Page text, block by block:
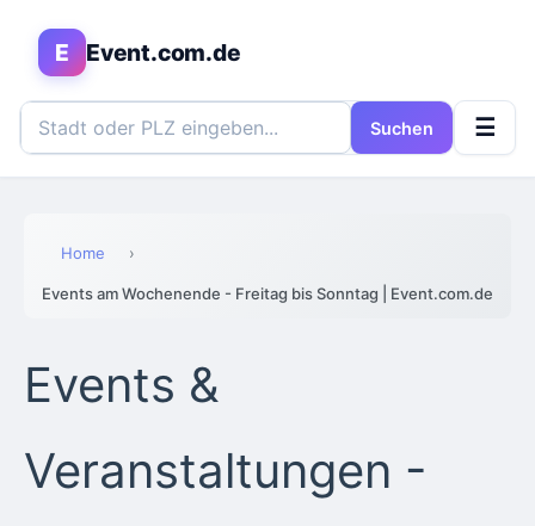
E Event.com.de
Suchen ☰
Home ›
Events am Wochenende - Freitag bis Sonntag | Event.com.de
Events &
Veranstaltungen -